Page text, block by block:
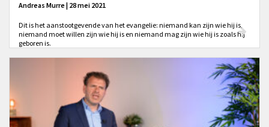
Andreas Murre | 28 mei 2021
Dit is het aanstootgevende van het evangelie: niemand kan zijn wie hij is,
niemand moet willen zijn wie hij is en niemand mag zijn wie hij is zoals hij
geboren is.